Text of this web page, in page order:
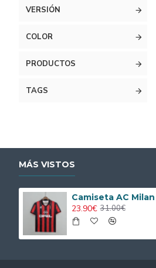
VERSIÓN
COLOR
PRODUCTOS
TAGS
MÁS VISTOS
23.90€ 31.00€